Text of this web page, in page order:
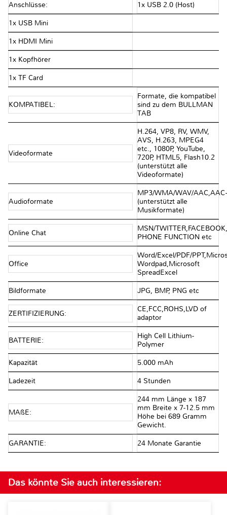
Anschlüsse: 1x USB 2.0 (Host)
1x USB Mini
1x HDMI Mini
1x Kopfhörer
1x TF Card
KOMPATIBEL:
Formate, die kompatibel
sind zu dem BULLMAN
TAB
Videoformate
H.264, VP8, RV, WMV,
AVS, H.263, MPEG4
etc., 1080P, YouTube,
720P, HTML5, Flash10.2
(unterstützt alle
Videoformate)
Audioformate
MP3/WMA/WAV/
(unterstützt alle
Musikformate)
Online Chat
MSN/
PHONE FUNCTION etc
Office
Word/Excel/PDF/
Wordpad,Microsoft
SpreadExcel
Bildformate JPG, BMP, PNG etc
ZERTIFIZIERUNG:
CE,FCC,ROHS,LVD of
adaptor
BATTERIE:
High Cell Lithium-
Polymer
Kapazität 5.000 mAh
Ladezeit 4 Stunden
MAßE:
244 mm Länge x 187
mm Breite x 7-12.5 mm
Höhe bei 689 Gramm
Gewicht.
GARANTIE: 24 Monate Garantie
Das könnte Sie auch interessieren: